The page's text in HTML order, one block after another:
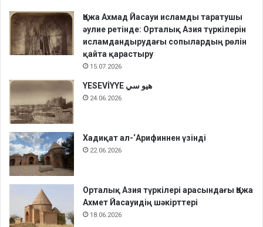
Қожа Ахмад Йасауи исламды таратушы
әулие ретінде: Орталық Азия түркілерін
исламдандырудағы сопылардың рөлін
қайта қарастыру
15.07.2026
YESEVİYYE هيو سي
24.06.2026
Хадиқат aл-‘Арифиннен үзінді
22.06.2026
Орталық Азия түркілері арасындағы Қожа
Ахмет Йасауидің шәкірттері
18.06.2026